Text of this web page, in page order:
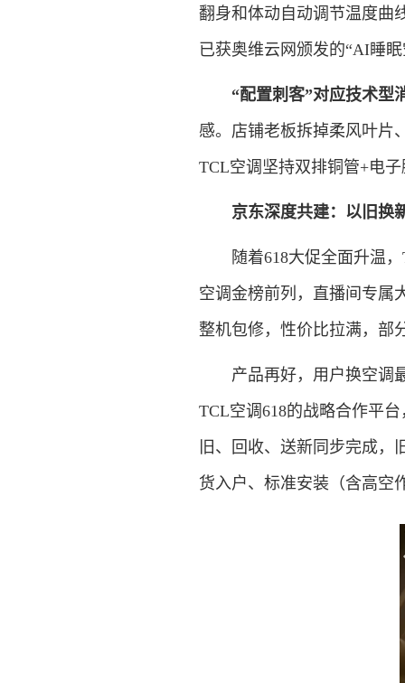
翻身和体动自动调节温度曲
已获奥维云网颁发的“AI睡
“配置刺客”对应技术型
感。店铺老板拆掉柔风叶片
TCL空调坚持双排铜管+电
京东深度共建：以旧换
随着618大促全面升温，
空调金榜前列，直播间专属
整机包修，性价比拉满，部
产品再好，用户换空调最
TCL空调618的战略合作平
旧、回收、送新同步完成，
货入户、标准安装（含高空